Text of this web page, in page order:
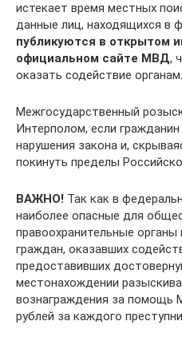
истекает время местных
данные лиц, находящихся в
публикуются в открытом
официальном сайте МВД,
оказать содействие органам.
Межгосударственный
Интерполом, если
нарушения закона и,
покинуть пределы
ВАЖНО! Так как в
наиболее опасные для
правоохранительные
граждан, оказавших
предоставивших
местонахождении
вознаграждения за помощь
рублей за каждого